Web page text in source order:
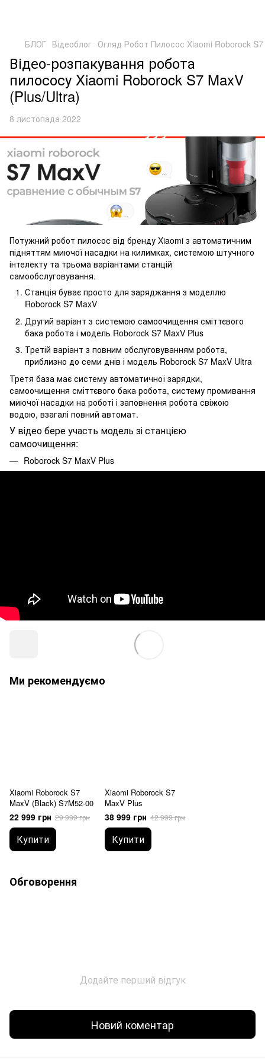
БЛОГ Відеоблог Огляд Робот Пилосос Xiaomi Roborock
Відео-розпакування робота
пилососу Xiaomi Roborock S7 MaxV
(Plus/Ultra)
8 листопада 2022
Потужний робот пилосос від бренду Xiaomi з автоматичним
підняттям миючої насадки на килимках, системою штучного
інтелекту та трьома варіантами станцій
самообслуговування.
Станція буває просто для заряджання з моделлю
Roborock S7 MaxV
Другий варіант з системою самоочищення сміттєвого
бака робота і модель Roborock S7 MaxV Plus
Третій варіант з повним обслуговуванням робота,
приблизно до семи днів і модель Roborock S7 MaxV Ultra
Третя база має систему автоматичної зарядки,
самоочищення сміттєвого бака робота, систему промивання
миючої насадки на роботі і заповнення робота свіжою
водою, взагалі повний автомат.
У відео бере участь модель зі станцією
самоочищення:
Roborock S7 MaxV Plus
Ми рекомендуємо
Xiaomi Roborock S7
MaxV (Black) S7M52-00
22 999 грн 29 999 грн
Купити
Xiaomi Roborock S7
MaxV Plus
38 999 грн 42 999 грн
Купити
Обговорення
Додайте перший відгук
Новий коментар